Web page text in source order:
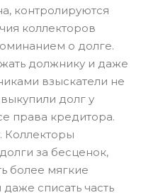
контролируются
коллекторов
о долге.
должнику и даже
взыскатели не
долг у
права кредитора.
Коллекторы
за бесценок,
более мягкие
списать часть